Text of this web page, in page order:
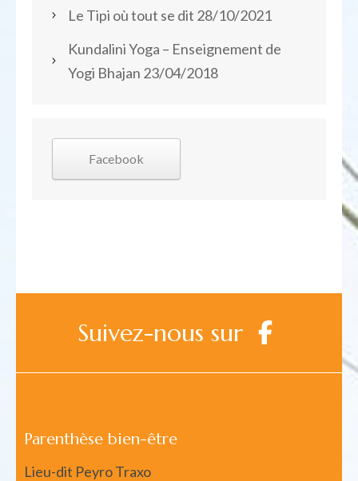
Le Tipi où tout se dit 28/10/2021
Kundalini Yoga – Enseignement de
Yogi Bhajan 23/04/2018
Facebook
Suivez-nous sur
Parenthèse bien-être
Lieu-dit Peyro Traxo